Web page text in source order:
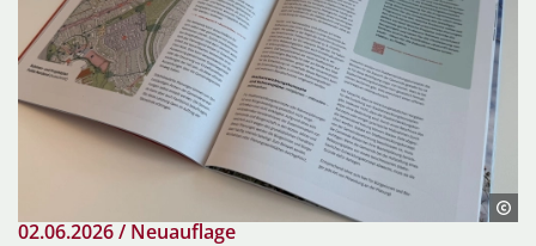
02.06.2026 / Neuauflage